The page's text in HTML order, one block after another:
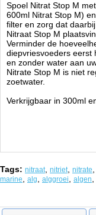
Spoel Nitrat Stop M
600ml Nitrat Stop M)
filter en zorg dat
Nitraat Stop M
Verminder de
diepvriesvoeders eerst
en zonder water aan
Nitrate Stop M is niet
zoetwater.
Verkrijgbaar in 300ml
Tags: nitraat nitriet nitrate
marine alg alggroei algen